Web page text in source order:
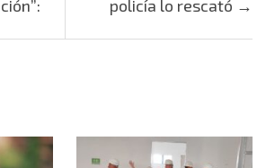
policía lo rescató →